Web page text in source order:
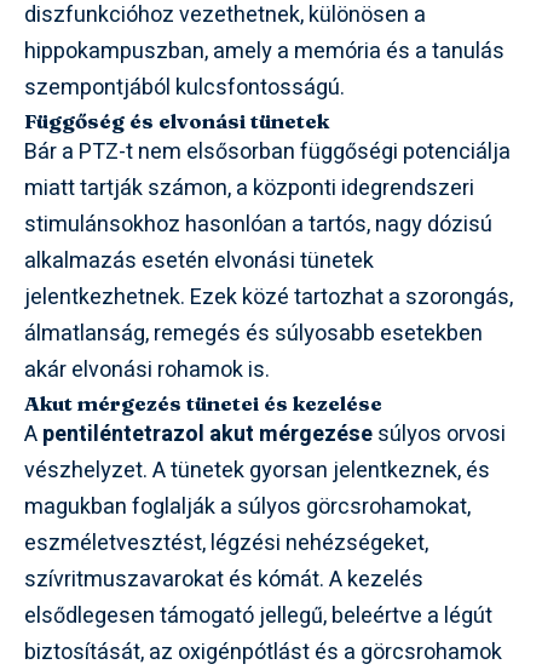
diszfunkcióhoz vezethetnek, különösen a
hippokampuszban, amely a memória és a tanulás
szempontjából kulcsfontosságú.
Függőség és elvonási tünetek
Bár a PTZ-t nem elsősorban függőségi potenciálja
miatt tartják számon, a központi idegrendszeri
stimulánsokhoz hasonlóan a tartós, nagy dózisú
alkalmazás esetén elvonási tünetek
jelentkezhetnek. Ezek közé tartozhat a szorongás,
álmatlanság, remegés és súlyosabb esetekben
akár elvonási rohamok is.
Akut mérgezés tünetei és kezelése
Apentiléntetrazol akut mérgezésesúlyos orvosi
vészhelyzet. A tünetek gyorsan jelentkeznek, és
magukban foglalják a súlyos görcsrohamokat,
eszméletvesztést, légzési nehézségeket,
szívritmuszavarokat és kómát. A kezelés
elsődlegesen támogató jellegű, beleértve a légút
biztosítását, az oxigénpótlást és a görcsrohamok